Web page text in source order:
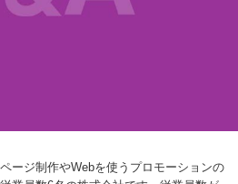
ージ制作やWebを使うプロモーションの